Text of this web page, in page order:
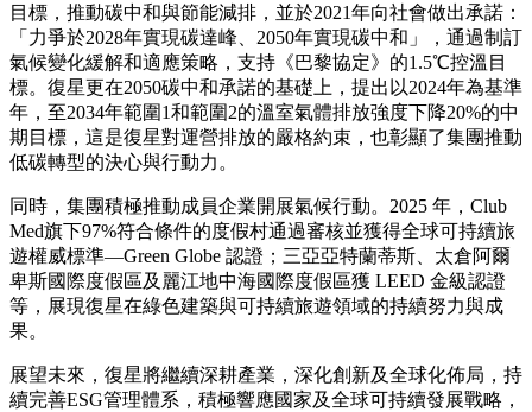
目標，推動碳中和與節能減排，並於2021年向社會做出承諾：
「力爭於2028年實現碳達峰、2050年實現碳中和」，通過制訂
氣候變化緩解和適應策略，支持《巴黎協定》的1.5℃控溫目
標。復星更在2050碳中和承諾的基礎上，提出以2024年為基準
年，至2034年範圍1和範圍2的溫室氣體排放強度下降20%的中
期目標，這是復星對運營排放的嚴格約束，也彰顯了集團推動
低碳轉型的決心與行動力。
同時，集團積極推動成員企業開展氣候行動。2025 年，Club
Med旗下97%符合條件的度假村通過審核並獲得全球可持續旅
遊權威標準—Green Globe 認證；三亞亞特蘭蒂斯、太倉阿爾
卑斯國際度假區及麗江地中海國際度假區獲 LEED 金級認證
等，展現復星在綠色建築與可持續旅遊領域的持續努力與成
果。
展望未來，復星將繼續深耕產業，深化創新及全球化佈局，持
續完善ESG管理體系，積極響應國家及全球可持續發展戰略，